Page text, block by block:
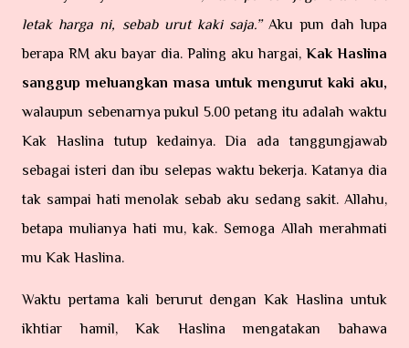
letak harga ni, sebab urut kaki saja.”Aku pun dah lupa
berapa RM aku bayar dia. Paling aku hargai, Kak Haslina
sanggup meluangkan masa untuk mengurut kaki aku,
walaupun sebenarnya pukul 5.00 petang itu adalah waktu
Kak Haslina tutup kedainya. Dia ada tanggungjawab
sebagai isteri dan ibu selepas waktu bekerja. Katanya dia
tak sampai hati menolak sebab aku sedang sakit. Allahu,
betapa mulianya hati mu, kak. Semoga Allah merahmati
mu Kak Haslina.
Waktu pertama kali berurut dengan Kak Haslina untuk
ikhtiar hamil, Kak Haslina mengatakan bahawa